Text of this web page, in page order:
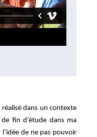
dans un contexte
fin d’étude dans ma
de ne pas pouvoir